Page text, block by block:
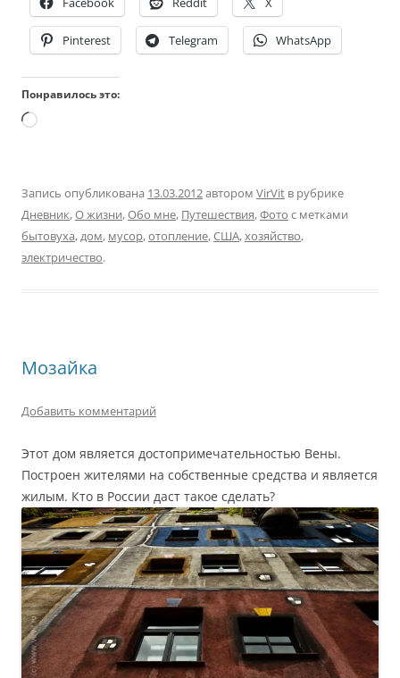
Pinterest Telegram WhatsApp
Понравилось это:
Загрузка…
Запись опубликована 13.03.2012автором VirVit в рубрике
Дневник,О жизни,Обо мне, Путешествия,Фото с метками
бытовуха, дом, мусор,отопление,США,хозяйство,
электричество.
Мозайка
Добавить комментарий
Этот дом является достопримечательностью Вены.
Построен жителями на собственные средства и является
жилым. Кто в России даст такое сделать?